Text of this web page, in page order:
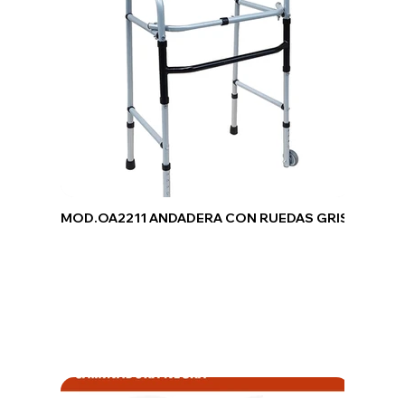
MOD.OA2211 ANDADERA CON RUEDAS GRIS